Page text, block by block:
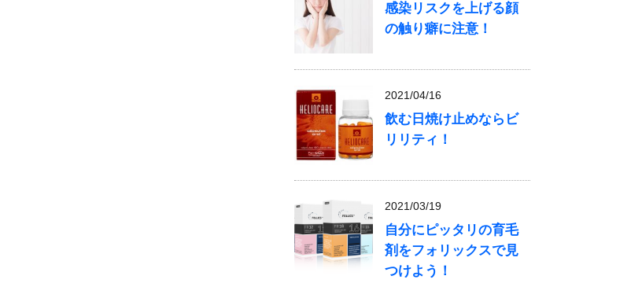
感染リスクを上げる顔
の触り癖に注意！
2021/04/16
飲む日焼け止めならビ
リリティ！
2021/03/19
自分にピッタリの育毛
剤をフォリックスで見
つけよう！